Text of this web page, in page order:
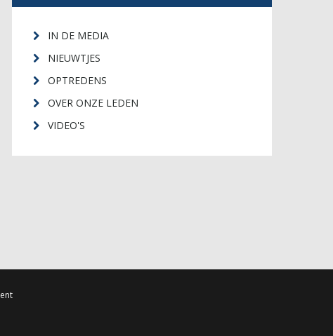
IN DE MEDIA
NIEUWTJES
OPTREDENS
OVER ONZE LEDEN
VIDEO'S